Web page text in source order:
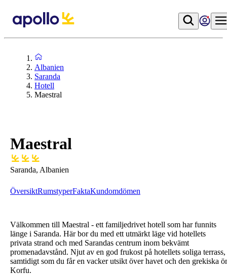
Albanien
Saranda
Hotell
Maestral
Maestral
Saranda, Albanien
ÖversiktRumstyperFaktaKundomdömen
Välkommen till Maestral - ett familjedrivet hotell som har funnits
länge i Saranda. Här bor du med ett utmärkt läge vid hotellets
privata strand och med Sarandas centrum inom bekvämt
promenadavstånd. Njut av en god frukost på hotellets soliga terrass,
samtidigt som du får en vacker utsikt över havet och den grekiska
Korfu.